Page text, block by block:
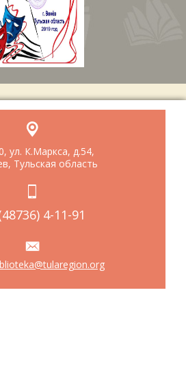
ул. К.Маркса, д.54,
Тульская область
4-11-91